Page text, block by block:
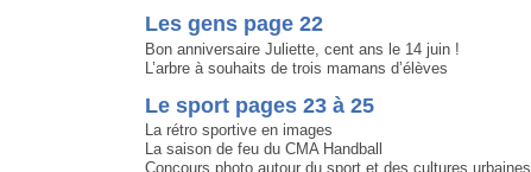
Les gens page 22
Bon anniversaire Juliette, cent ans le 14 juin !
L’arbre à souhaits de trois mamans d’élèves
Le sport pages 23 à 25
La rétro sportive en images
La saison de feu du CMA Handball
Concours photo autour du sport et des cultures urbaines